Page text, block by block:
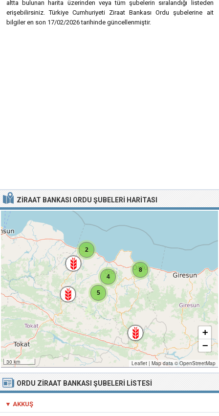
altta bulunan harita üzerinden veya tüm şubelerin sıralandığı listeden
erişebilirsiniz. Türkiye Cumhuriyeti Ziraat Bankası Ordu şubelerine ait
bilgiler en son 17/02/2026 tarihinde güncellenmiştir.
ZIRAAT BANKASI ORDU ŞUBELERI HARITASI
2
5
4
8
30 km
+
−
Leaflet | Map data ©OpenStreetMap
ORDU ZIRAAT BANKASI ŞUBELERI LISTESI
▼ AKKUŞ